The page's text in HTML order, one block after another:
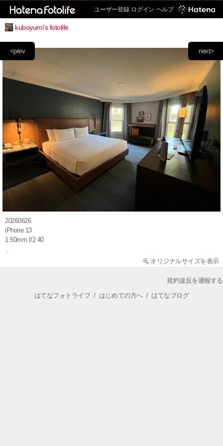
ユーザー登録 ログイン ヘルプ
kuboyumi's fotolife
next>
<prev
20260626
iPhone 13
1.50mm f/2.40
オリジナルサイズを表示
規約違反を通報する
はてなフォトライフ / はじめての方へ/ はてなブログ